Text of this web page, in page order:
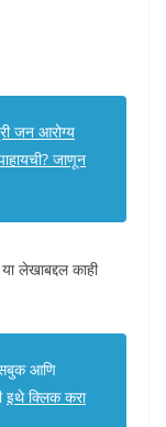
जन आरोग्य
जाणून
लेखाबद्दल काही
आणि
इथे क्लिक करा